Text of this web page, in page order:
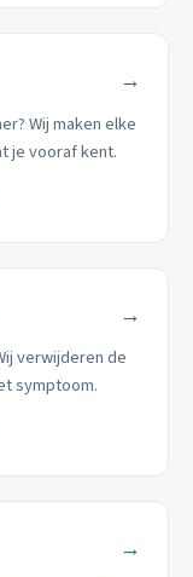
→
Wij maken elke
je vooraf kent.
→
verwijderen de
symptoom.
→